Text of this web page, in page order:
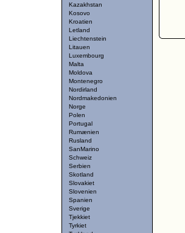
Kazakhstan
Kosovo
Kroatien
Letland
Liechtenstein
Litauen
Luxembourg
Malta
Moldova
Montenegro
Nordirland
Nordmakedonien
Norge
Polen
Portugal
Rumænien
Rusland
SanMarino
Schweiz
Serbien
Skotland
Slovakiet
Slovenien
Spanien
Sverige
Tjekkiet
Tyrkiet